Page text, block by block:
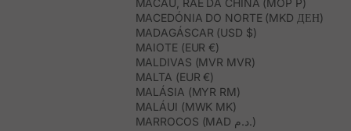
MACAU, RAE DA CHINA (MOP P)
MACEDÓNIA DO NORTE (MKD ДЕН)
MADAGÁSCAR (USD $)
MAIOTE (EUR €)
MALDIVAS (MVR MVR)
MALTA (EUR €)
MALÁSIA (MYR RM)
MALÁUI (MWK MK)
MARROCOS (MAD د.م.)